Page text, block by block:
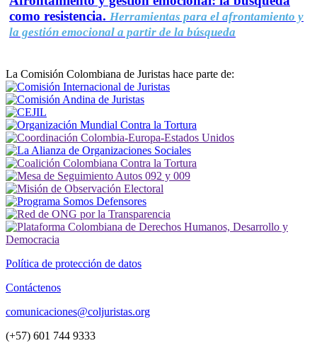
como resistencia. Herramientas para el afrontamiento y
la gestión emocional a partir de la búsqueda
La Comisión Colombiana de Juristas hace parte de:
Política de protección de datos
Contáctenos
comunicaciones@coljuristas.org
(+57) 601 744 9333